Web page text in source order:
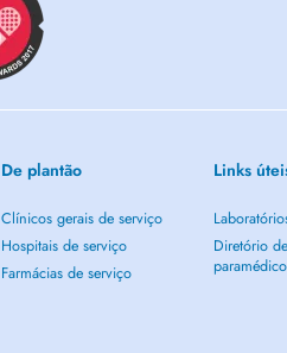
De plantão
Clínicos gerais de serviço
Hospitais de serviço
Farmácias de serviço
Links
Diretório